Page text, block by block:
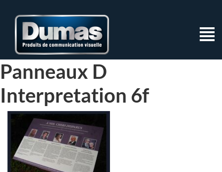
Panneaux D
Interpretation 6f